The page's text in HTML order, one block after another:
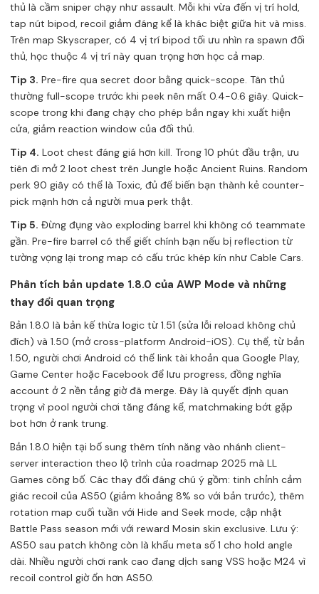
thủ là cầm sniper chạy như assault. Mỗi khi vừa đến vị trí hold,
tap nút bipod, recoil giảm đáng kể là khác biệt giữa hit và miss.
Trên map Skyscraper, có 4 vị trí bipod tối ưu nhìn ra spawn đối
thủ, học thuộc 4 vị trí này quan trọng hơn học cả map.
Tip 3. Pre-fire qua secret door bằng quick-scope. Tân thủ
thường full-scope trước khi peek nên mất 0.4-0.6 giây. Quick-
scope trong khi đang chạy cho phép bắn ngay khi xuất hiện
cửa, giảm reaction window của đối thủ.
Tip 4. Loot chest đáng giá hơn kill. Trong 10 phút đầu trận, ưu
tiên đi mở 2 loot chest trên Jungle hoặc Ancient Ruins. Random
perk 90 giây có thể là Toxic, đủ để biến bạn thành kẻ counter-
pick mạnh hơn cả người mua perk thật.
Tip 5. Đừng đụng vào exploding barrel khi không có teammate
gần. Pre-fire barrel có thể giết chính bạn nếu bị reflection từ
tường vọng lại trong map có cấu trúc khép kín như Cable Cars.
Phân tích bản update 1.8.0 của AWP Mode và những
thay đổi quan trọng
Bản 1.8.0 là bản kế thừa logic từ 1.51 (sửa lỗi reload không chủ
đích) và 1.50 (mở cross-platform Android-iOS). Cụ thể, từ bản
1.50, người chơi Android có thể link tài khoản qua Google Play,
Game Center hoặc Facebook để lưu progress, đồng nghĩa
account ở 2 nền tảng giờ đã merge. Đây là quyết định quan
trọng vì pool người chơi tăng đáng kể, matchmaking bớt gặp
bot hơn ở rank trung.
Bản 1.8.0 hiện tại bổ sung thêm tính năng vào nhánh client-
server interaction theo lộ trình của roadmap 2025 mà LL
Games công bố. Các thay đổi đáng chú ý gồm: tinh chỉnh cảm
giác recoil của AS50 (giảm khoảng 8% so với bản trước), thêm
rotation map cuối tuần với Hide and Seek mode, cập nhật
Battle Pass season mới với reward Mosin skin exclusive. Lưu ý:
AS50 sau patch không còn là khẩu meta số 1 cho hold angle
dài. Nhiều người chơi rank cao đang dịch sang VSS hoặc M24 vì
recoil control giờ ổn hơn AS50.